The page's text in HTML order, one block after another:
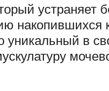
устраняет
накопившихся
в